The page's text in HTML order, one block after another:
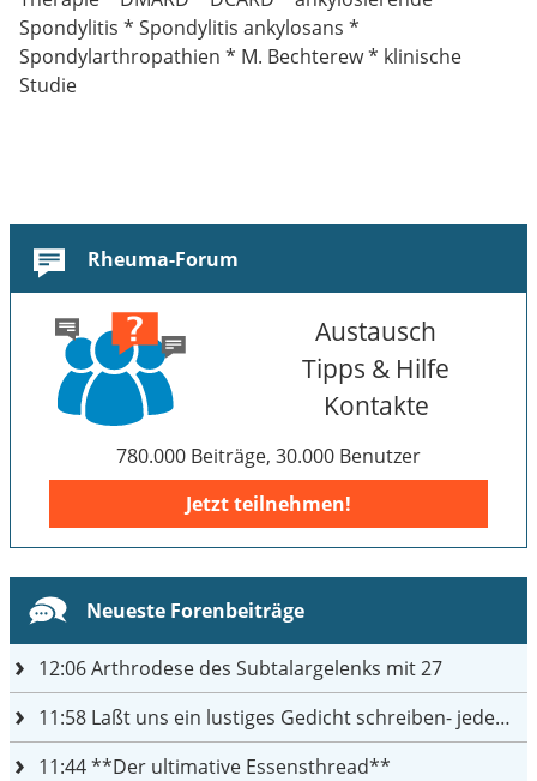
Spondylitis * Spondylitis ankylosans *
Spondylarthropathien * M. Bechterew * klinische
Studie
Rheuma-Forum
Austausch
Tipps & Hilfe
Kontakte
780.000 Beiträge, 30.000 Benutzer
Jetzt teilnehmen!
Neueste Forenbeiträge
12:06Arthrodese des Subtalargelenks mit 27
11:58 Laßt uns ein lustiges Gedicht schreiben- jeder einen Satz
11:44**Der ultimative Essensthread**